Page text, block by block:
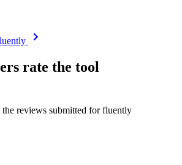
rate the tool
the reviews submitted for fluently